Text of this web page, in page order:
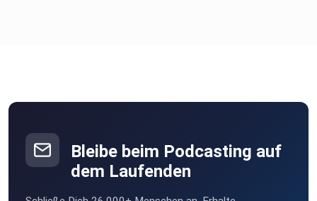
Bleibe beim Podcasting auf
dem Laufenden